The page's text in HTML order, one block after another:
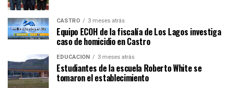
CASTRO 3 meses atrás
Equipo ECOH de la fiscalía de Los Lagos investiga
caso de homicidio en Castro
EDUCACIÓN 3 meses atrás
Estudiantes de la escuela Roberto White se
tomaron el establecimiento